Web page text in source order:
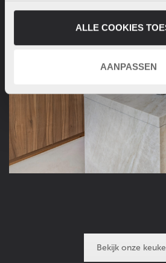
ALLE COOKIES
AANPASSEN
Bekijk onze